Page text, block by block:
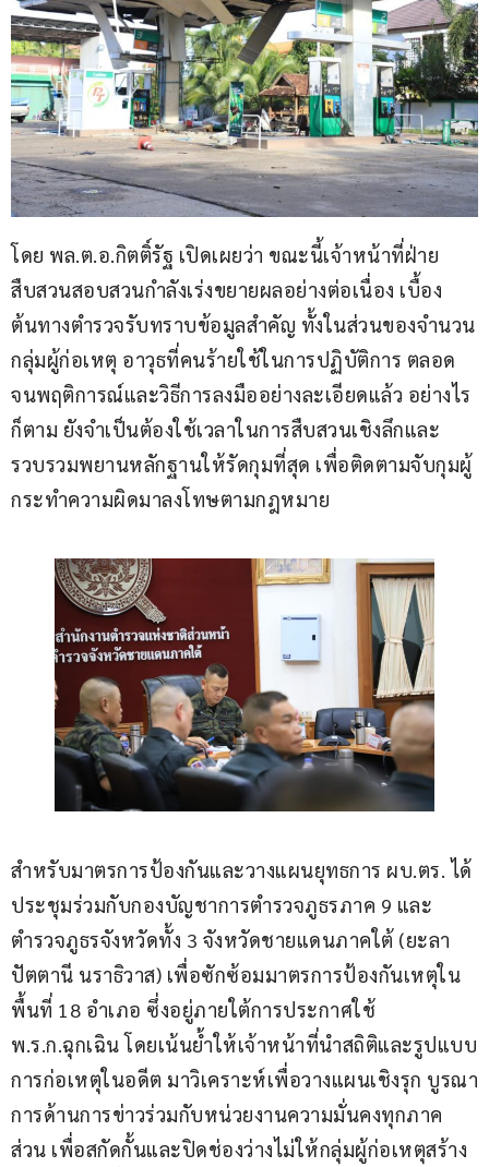
โดย พล.ต.อ.กิตติ์รัฐ เปิดเผยว่า ขณะนี้เจ้าหน้าที่ฝ่าย
สืบสวนสอบสวนกำลังเร่งขยายผลอย่างต่อเนื่อง เบื้อง
ต้นทางตำรวจรับทราบข้อมูลสำคัญ ทั้งในส่วนของจำนวน
กลุ่มผู้ก่อเหตุ อาวุธที่คนร้ายใช้ในการปฏิบัติการ ตลอด
จนพฤติการณ์และวิธีการลงมืออย่างละเอียดแล้ว อย่างไร
ก็ตาม ยังจำเป็นต้องใช้เวลาในการสืบสวนเชิงลึกและ
รวบรวมพยานหลักฐานให้รัดกุมที่สุด เพื่อติดตามจับกุมผู้
กระทำความผิดมาลงโทษตามกฎหมาย
สำหรับมาตรการป้องกันและวางแผนยุทธการ ผบ.ตร. ได้
ประชุมร่วมกับกองบัญชาการตำรวจภูธรภาค 9 และ
ตำรวจภูธรจังหวัดทั้ง 3 จังหวัดชายแดนภาคใต้ (ยะลา
ปัตตานี นราธิวาส) เพื่อซักซ้อมมาตรการป้องกันเหตุใน
พื้นที่ 18 อำเภอ ซึ่งอยู่ภายใต้การประกาศใช้
พ.ร.ก.ฉุกเฉิน โดยเน้นย้ำให้เจ้าหน้าที่นำสถิติและรูปแบบ
การก่อเหตุในอดีต มาวิเคราะห์เพื่อวางแผนเชิงรุก บูรณา
การด้านการข่าวร่วมกับหน่วยงานความมั่นคงทุกภาค
ส่วน เพื่อสกัดกั้นและปิดช่องว่างไม่ให้กลุ่มผู้ก่อเหตุสร้าง